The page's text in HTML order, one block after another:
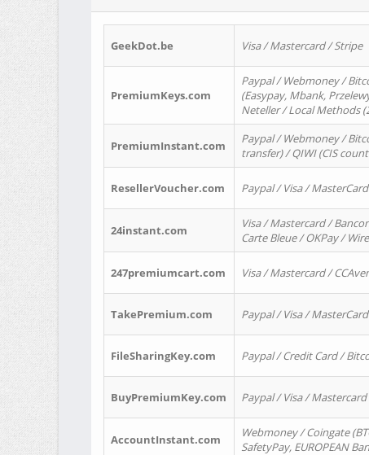
GeekDot.be Visa / Mastercard / Stripe
PremiumKeys.com
Paypal / Webmoney /
(Easypay, Mbank,
Neteller / Local Methods
PremiumInstant.com
Paypal / Webmoney /
transfer) / QIWI (CIS
ResellerVoucher.com Paypal / Visa /
24instant.com
Visa / Mastercard /
Carte Bleue / OKPay /
247premiumcart.com Visa / Mastercard /
TakePremium.com Paypal / Visa /
FileSharingKey.com Paypal / Credit Card /
BuyPremiumKey.com Paypal / Visa /
AccountInstant.com
Webmoney / Coingate
SafetyPay, EUROPEAN